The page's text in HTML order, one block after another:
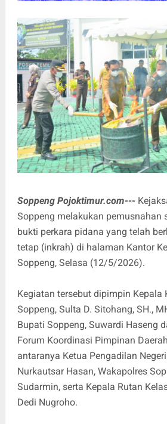
Soppeng Pojoktimur.com---
Soppeng melakukan pemusnahan
bukti perkara pidana yang telah
tetap (inkrah) di halaman Kantor
Soppeng, Selasa (12/5/2026).
Kegiatan tersebut dipimpin Kepala
Soppeng, Sulta D. Sitohang, SH.,
Bupati Soppeng, Suwardi Haseng
Forum Koordinasi Pimpinan
antaranya Ketua Pengadilan
Nurkautsar Hasan, Wakapolres
Sudarmin, serta Kepala Rutan
Dedi Nugroho.